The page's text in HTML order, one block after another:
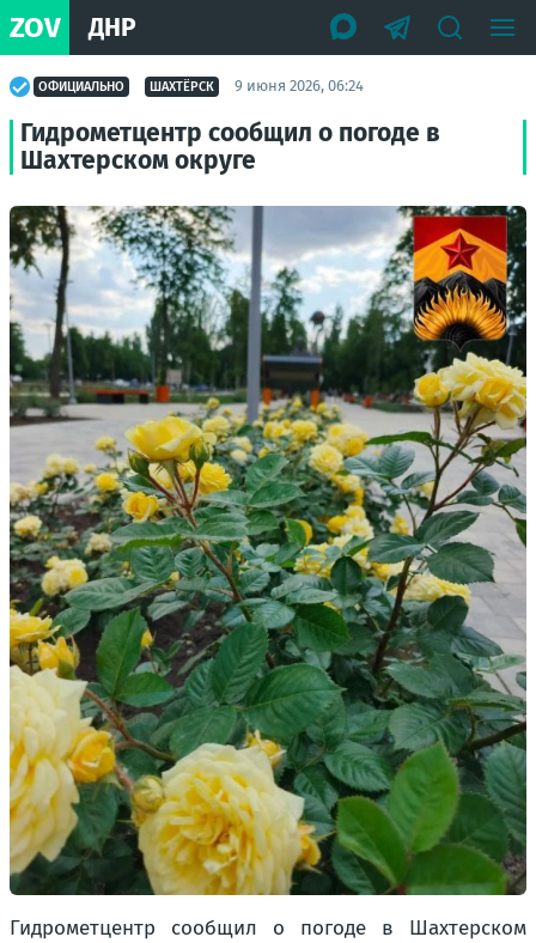
ZOV ДНР
ОФИЦИАЛЬНО ШАХТЁРСК 9 июня 2026, 06:24
Гидрометцентр сообщил о погоде в
Шахтерском округе
Гидрометцентр сообщил о погоде в Шахтерском